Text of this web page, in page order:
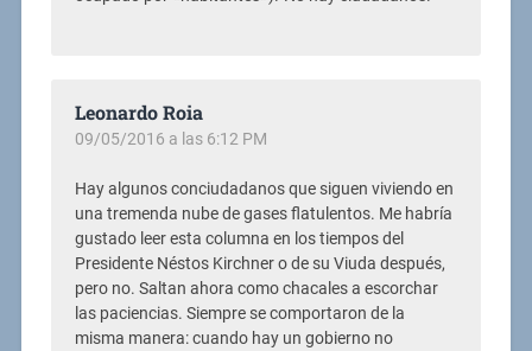
Leonardo Roia
09/05/2016 a las 6:12 PM
Hay algunos conciudadanos que siguen viviendo en
una tremenda nube de gases flatulentos. Me habría
gustado leer esta columna en los tiempos del
Presidente Néstos Kirchner o de su Viuda después,
pero no. Saltan ahora como chacales a escorchar
las paciencias. Siempre se comportaron de la
misma manera: cuando hay un gobierno no